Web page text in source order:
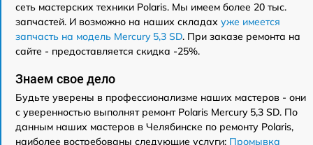
сеть мастерских техники Polaris. Мы имеем более 20 тыс.
запчастей. И возможно на наших складах уже имеется
запчасть на модель Mercury 5,3 SD. При заказе ремонта на
сайте - предоставляется скидка -25%.
Знаем свое дело
Будьте уверены в профессионализме наших мастеров - они
с уверенностью выполнят ремонт Polaris Mercury 5,3 SD. По
данным наших мастеров в Челябинске по ремонту Polaris,
наиболее востребованы следующие услуги: Промывка